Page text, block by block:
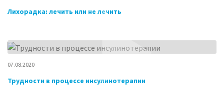
Лихорадка: лечить или не лечить
07.08.2020
Трудности в процессе инсулинотерапии